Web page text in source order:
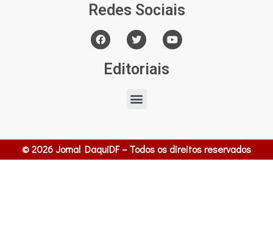
Redes Sociais
Editoriais
© 2026 Jornal DaquiDF – Todos os direitos reservados